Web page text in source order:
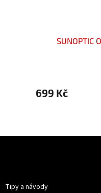
SUNOPTIC
699 Kč
Tipy a návody